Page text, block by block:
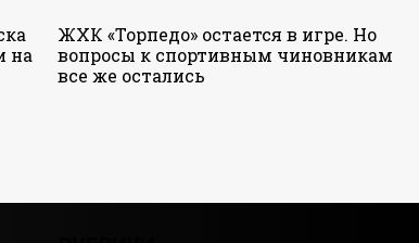
на
ЖХК «Торпедо» остается в игре. Но
вопросы к спортивным чиновникам
все же остались